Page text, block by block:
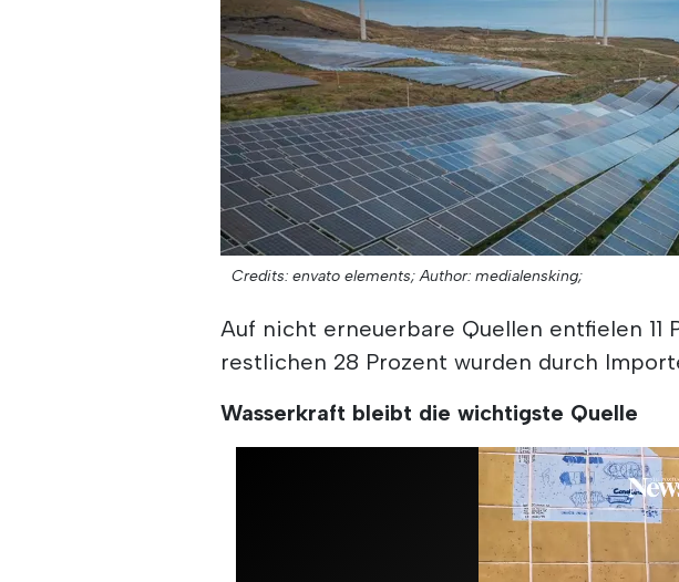
Credits: envato elements; Author: medialensking;
Auf nicht erneuerbare Quellen entfielen 11
restlichen 28 Prozent wurden durch
Wasserkraft bleibt die wichtigste Quelle